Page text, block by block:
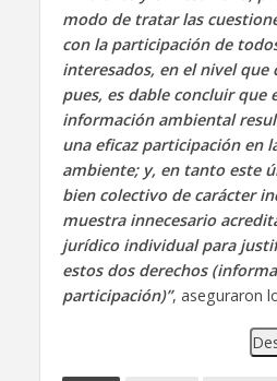
modo de tratar las
con la participación de
interesados, en el nivel que
pues, es dable concluir que
información ambiental
una eficaz participación en
ambiente; y, en tanto este
bien colectivo de carácter
muestra innecesario
jurídico individual para
estos dos derechos
participación)”, aseguraron